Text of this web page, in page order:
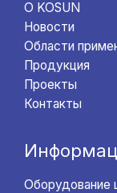
О KOSUN
Новости
Области
Продукция
Проекты
Контакты
Оборудование